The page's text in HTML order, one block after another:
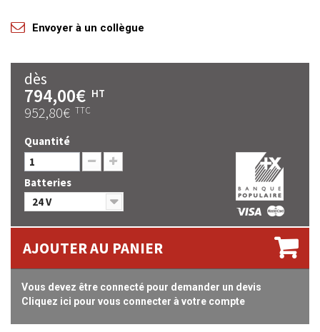
Envoyer à un collègue
dès
794,00€ HT
952,80€ TTC
Quantité
Batteries
24 V
AJOUTER AU PANIER
Vous devez être connecté pour demander un devis
Cliquez ici pour vous connecter à votre compte